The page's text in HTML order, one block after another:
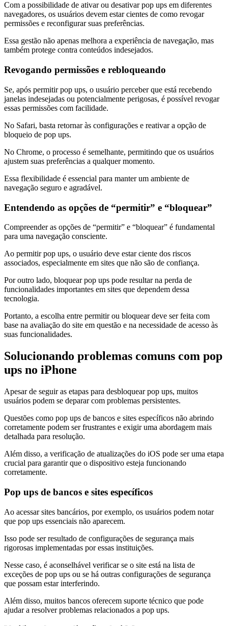
Com a possibilidade de ativar ou desativar pop ups em diferentes
navegadores, os usuários devem estar cientes de como revogar
permissões e reconfigurar suas preferências.
Essa gestão não apenas melhora a experiência de navegação, mas
também protege contra conteúdos indesejados.
Revogando permissões e rebloqueando
Se, após permitir pop ups, o usuário perceber que está recebendo
janelas indesejadas ou potencialmente perigosas, é possível revogar
essas permissões com facilidade.
No Safari, basta retornar às configurações e reativar a opção de
bloqueio de pop ups.
No Chrome, o processo é semelhante, permitindo que os usuários
ajustem suas preferências a qualquer momento.
Essa flexibilidade é essencial para manter um ambiente de
navegação seguro e agradável.
Entendendo as opções de “permitir” e “bloquear”
Compreender as opções de “permitir” e “bloquear” é fundamental
para uma navegação consciente.
Ao permitir pop ups, o usuário deve estar ciente dos riscos
associados, especialmente em sites que não são de confiança.
Por outro lado, bloquear pop ups pode resultar na perda de
funcionalidades importantes em sites que dependem dessa
tecnologia.
Portanto, a escolha entre permitir ou bloquear deve ser feita com
base na avaliação do site em questão e na necessidade de acesso às
suas funcionalidades.
Solucionando problemas comuns com pop
ups no iPhone
Apesar de seguir as etapas para desbloquear pop ups, muitos
usuários podem se deparar com problemas persistentes.
Questões como pop ups de bancos e sites específicos não abrindo
corretamente podem ser frustrantes e exigir uma abordagem mais
detalhada para resolução.
Além disso, a verificação de atualizações do iOS pode ser uma etapa
crucial para garantir que o dispositivo esteja funcionando
corretamente.
Pop ups de bancos e sites específicos
Ao acessar sites bancários, por exemplo, os usuários podem notar
que pop ups essenciais não aparecem.
Isso pode ser resultado de configurações de segurança mais
rigorosas implementadas por essas instituições.
Nesse caso, é aconselhável verificar se o site está na lista de
exceções de pop ups ou se há outras configurações de segurança
que possam estar interferindo.
Além disso, muitos bancos oferecem suporte técnico que pode
ajudar a resolver problemas relacionados a pop ups.